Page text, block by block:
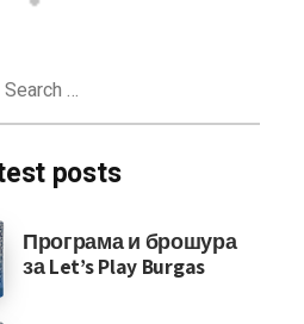
posts
Програма и брошура
за Let’s Play Burgas